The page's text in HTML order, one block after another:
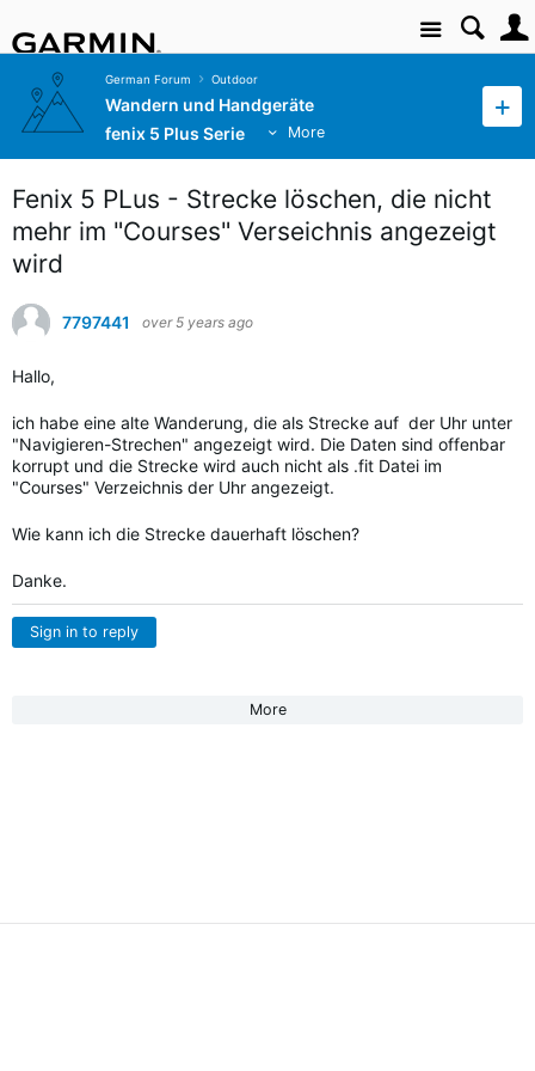
Site
German Forum Outdoor
Wandern und Handgeräte
fenix 5 Plus Serie
More
Fenix 5 PLus - Strecke löschen, die nicht
mehr im "Courses" Verseichnis angezeigt
wird
7797441 over 5 years ago
Hallo,
ich habe eine alte Wanderung, die als Strecke auf der Uhr unter
"Navigieren-Strechen" angezeigt wird. Die Daten sind offenbar
korrupt und die Strecke wird auch nicht als .fit Datei im
"Courses" Verzeichnis der Uhr angezeigt.
Wie kann ich die Strecke dauerhaft löschen?
Danke.
Sign in to reply
More